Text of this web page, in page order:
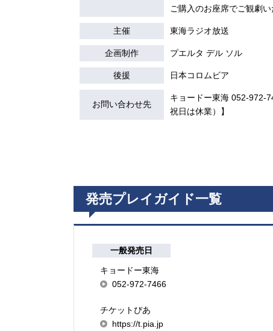
ご購入のお座席でご観劇
主催 東海ラジオ放送
企画制作 プエルタ デル ソル
後援 日本コロムビア
お問い合わせ先
キョードー東海 052-972-
祝日は休業）】
発売プレイガイド一覧
一般発売日
キョードー東海
052-972-7466
チケットぴあ
https://t.pia.jp